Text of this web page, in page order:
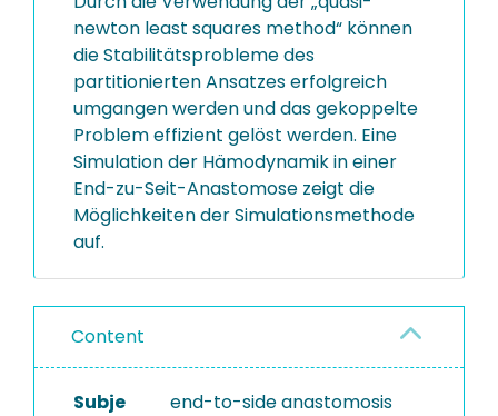
newton least squares method“ können
die Stabilitätsprobleme des
partitionierten Ansatzes erfolgreich
umgangen werden und das gekoppelte
Problem effizient gelöst werden. Eine
Simulation der Hämodynamik in einer
End-zu-Seit-Anastomose zeigt die
Möglichkeiten der Simulationsmethode
auf.
Content
Subje
end-to-side anastomosis